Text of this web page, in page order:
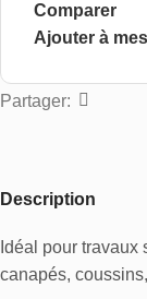
Comparer
Ajouter à
Partager:
Description
Idéal pour travaux
canapés,